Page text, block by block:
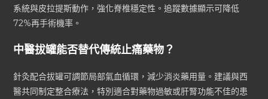
系統與皮拉提斯動作，強化脊椎穩定性。追蹤數據顯示可降低
72%再手術機率。
中醫拔罐能否替代傳統止痛藥物？
針灸配合拔罐可調節局部氣血循環，減少消炎藥用量。建議與西
醫共同制定整合療法，特別適合對藥物過敏或肝腎功能不佳的患